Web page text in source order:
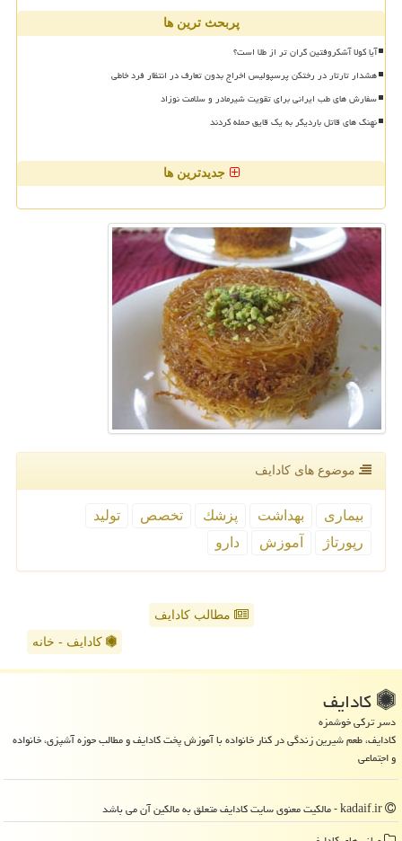
پربحث ترین ها
آیا کولا آشکروفتین گران تر از طلا است؟
هشدار تارتار در رختکن پرسپولیس اخراج بدون تعارف در انتظار فرد خاطی
سفارش های طب ایرانی برای تقویت شیرمادر و سلامت نوزاد
نهنگ های قاتل باردیگر به یک قایق حمله کردند
جدیدترین ها
موضوع های كادایف
بیماری بهداشت پزشك تخصص
تولید
رپورتاژ
آموزش دارو
مطالب کادایف
کادایف - خانه
كادایف
دسر ترکی خوشمزه
کادایف، طعم شیرین زندگی در کنار خانواده با آموزش پخت کادایف و مطالب حوزه آشپزی، خانواده
و اجتماعی